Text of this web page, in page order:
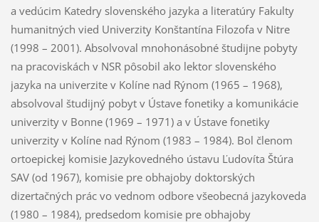
a vedúcim Katedry slovenského jazyka a literatúry Fakulty
humanitných vied Univerzity Konštantína Filozofa v Nitre
(1998 – 2001). Absolvoval mnohonásobné študijne pobyty
na pracoviskách v NSR pôsobil ako lektor slovenského
jazyka na univerzite v Kolíne nad Rýnom (1965 – 1968),
absolvoval študijný pobyt v Ústave fonetiky a komunikácie
univerzity v Bonne (1969 – 1971) a v Ústave fonetiky
univerzity v Kolíne nad Rýnom (1983 – 1984). Bol členom
ortoepickej komisie Jazykovedného ústavu Ľudovíta Štúra
SAV (od 1967), komisie pre obhajoby doktorských
dizertačných prác vo vednom odbore všeobecná jazykoveda
(1980 – 1984), predsedom komisie pre obhajoby